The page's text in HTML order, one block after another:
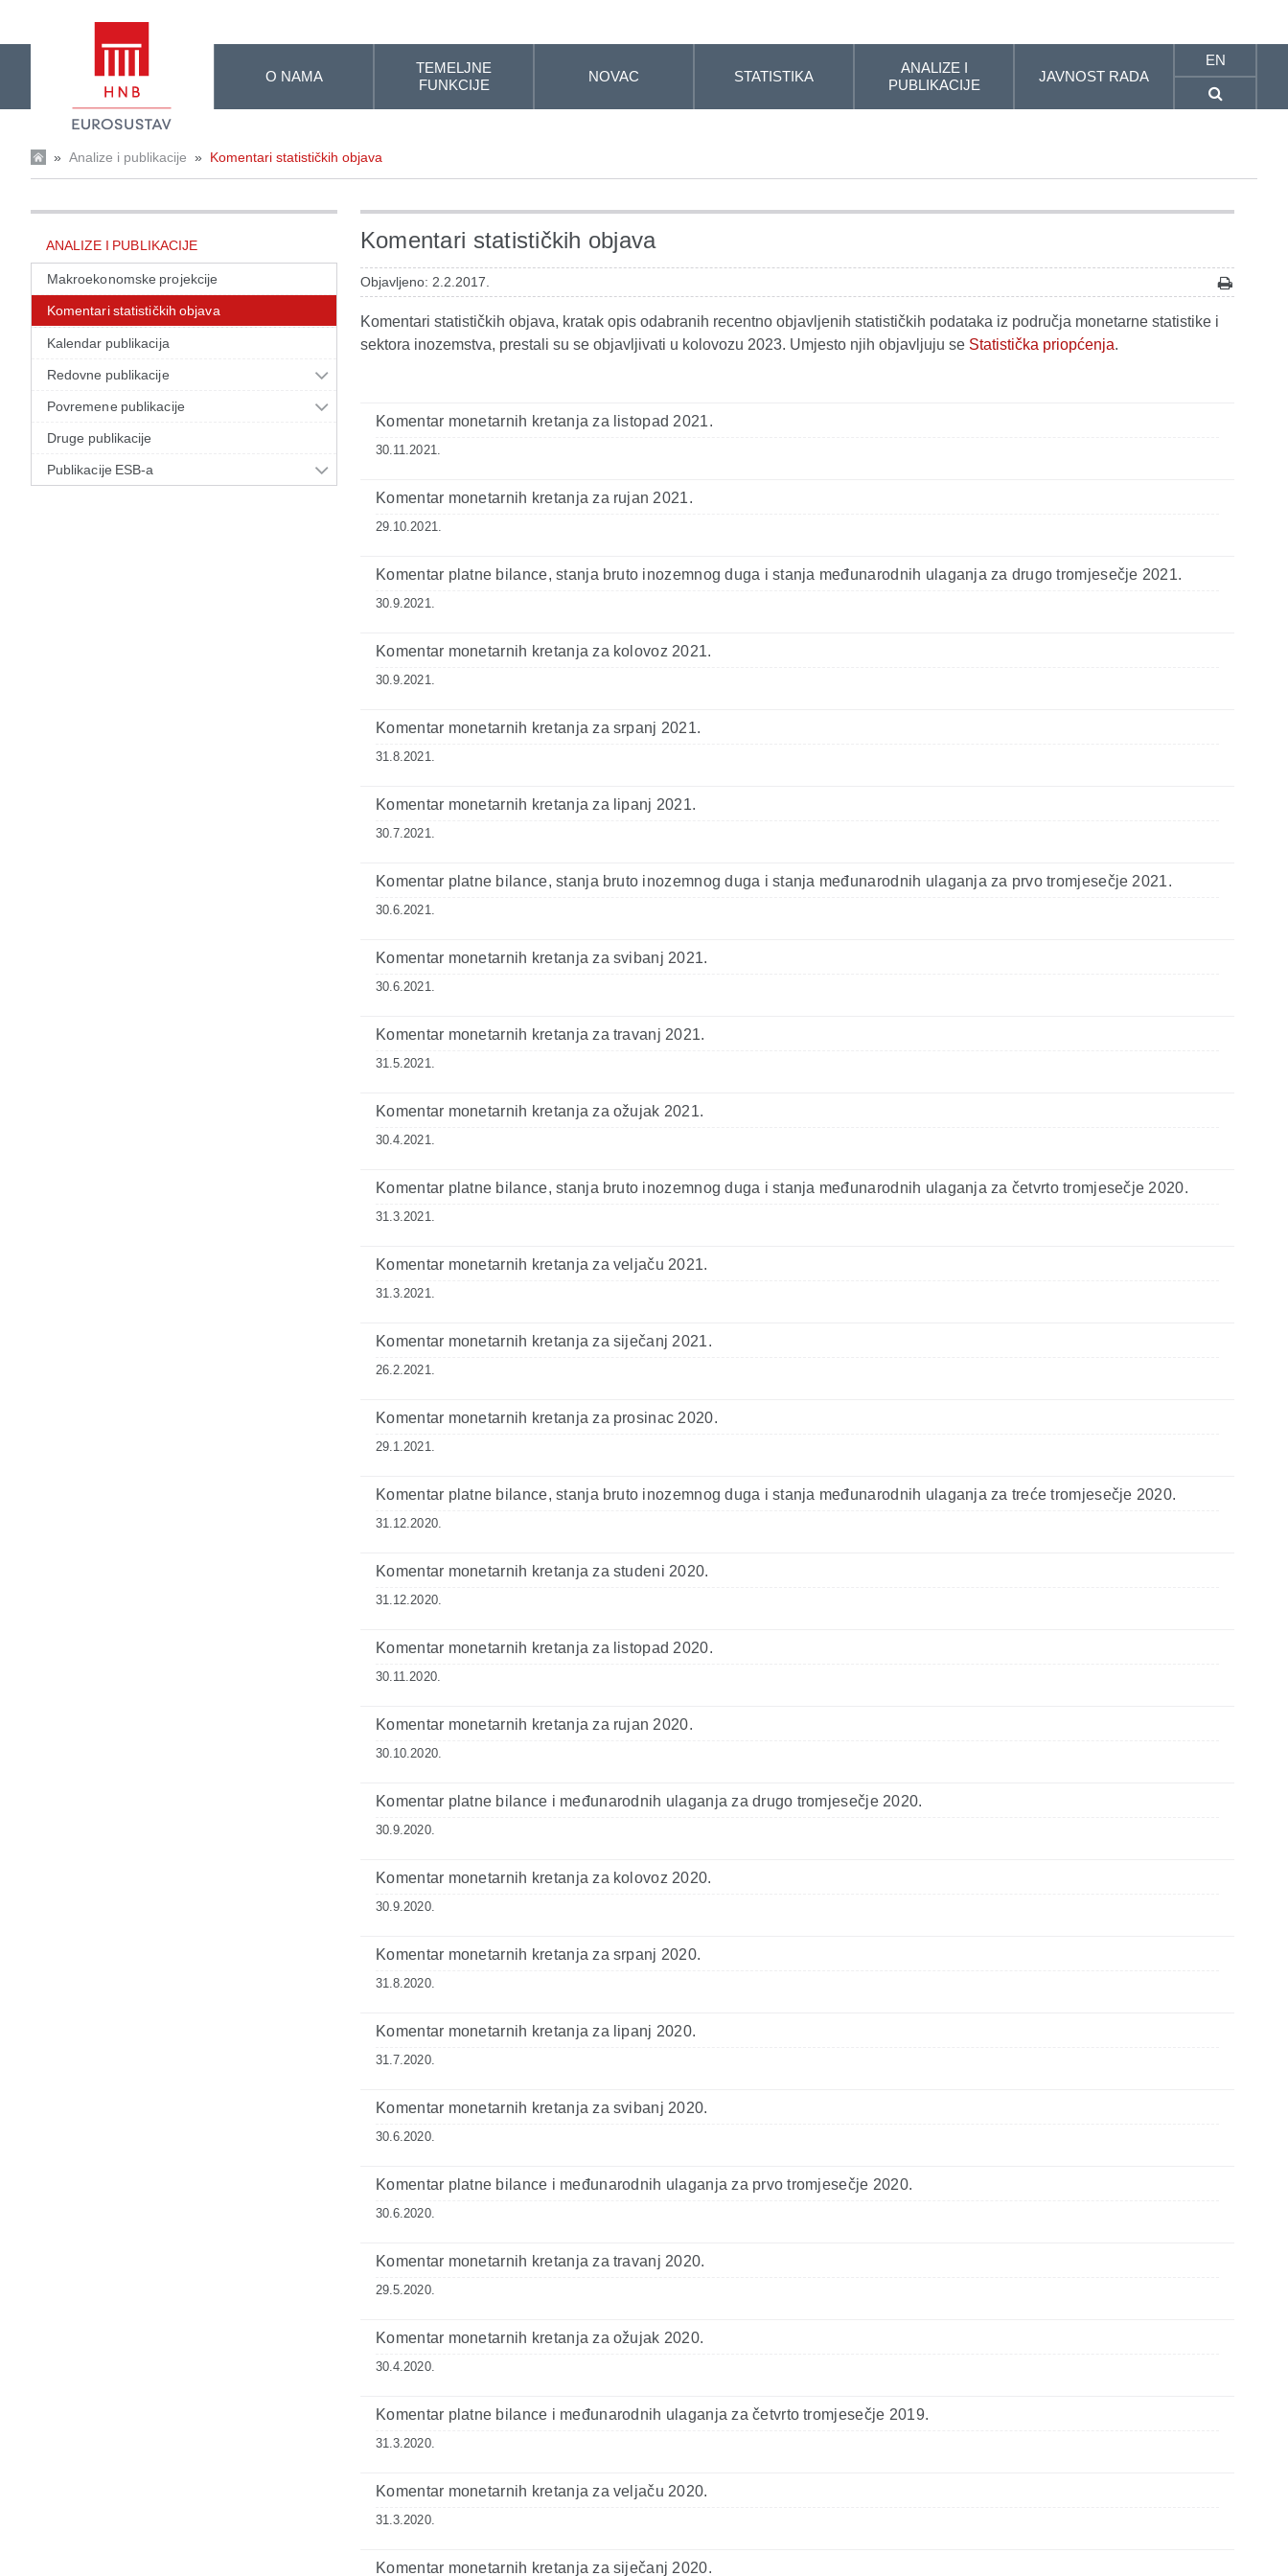
O NAMA
TEMELJNE
FUNKCIJE
NOVAC STATISTIKA
ANALIZE I
PUBLIKACIJE
JAVNOST RADA
EN
» Analize i publikacije » Komentari statističkih objava
ANALIZE I PUBLIKACIJE
Makroekonomske projekcije
Komentari statističkih objava
Kalendar publikacija
Redovne publikacije
Povremene publikacije
Druge publikacije
Publikacije ESB-a
Komentari statističkih objava
Objavljeno: 2.2.2017.
Komentari statističkih objava, kratak opis odabranih recentno objavljenih statističkih podataka iz područja monetarne statistike i
sektora inozemstva, prestali su se objavljivati u kolovozu 2023. Umjesto njih objavljuju se Statistička priopćenja.
Komentar monetarnih kretanja za listopad 2021.
30.11.2021.
Komentar monetarnih kretanja za rujan 2021.
29.10.2021.
Komentar platne bilance, stanja bruto inozemnog duga i stanja međunarodnih ulaganja za drugo tromjesečje 2021.
30.9.2021.
Komentar monetarnih kretanja za kolovoz 2021.
30.9.2021.
Komentar monetarnih kretanja za srpanj 2021.
31.8.2021.
Komentar monetarnih kretanja za lipanj 2021.
30.7.2021.
Komentar platne bilance, stanja bruto inozemnog duga i stanja međunarodnih ulaganja za prvo tromjesečje 2021.
30.6.2021.
Komentar monetarnih kretanja za svibanj 2021.
30.6.2021.
Komentar monetarnih kretanja za travanj 2021.
31.5.2021.
Komentar monetarnih kretanja za ožujak 2021.
30.4.2021.
Komentar platne bilance, stanja bruto inozemnog duga i stanja međunarodnih ulaganja za četvrto tromjesečje 2020.
31.3.2021.
Komentar monetarnih kretanja za veljaču 2021.
31.3.2021.
Komentar monetarnih kretanja za siječanj 2021.
26.2.2021.
Komentar monetarnih kretanja za prosinac 2020.
29.1.2021.
Komentar platne bilance, stanja bruto inozemnog duga i stanja međunarodnih ulaganja za treće tromjesečje 2020.
31.12.2020.
Komentar monetarnih kretanja za studeni 2020.
31.12.2020.
Komentar monetarnih kretanja za listopad 2020.
30.11.2020.
Komentar monetarnih kretanja za rujan 2020.
30.10.2020.
Komentar platne bilance i međunarodnih ulaganja za drugo tromjesečje 2020.
30.9.2020.
Komentar monetarnih kretanja za kolovoz 2020.
30.9.2020.
Komentar monetarnih kretanja za srpanj 2020.
31.8.2020.
Komentar monetarnih kretanja za lipanj 2020.
31.7.2020.
Komentar monetarnih kretanja za svibanj 2020.
30.6.2020.
Komentar platne bilance i međunarodnih ulaganja za prvo tromjesečje 2020.
30.6.2020.
Komentar monetarnih kretanja za travanj 2020.
29.5.2020.
Komentar monetarnih kretanja za ožujak 2020.
30.4.2020.
Komentar platne bilance i međunarodnih ulaganja za četvrto tromjesečje 2019.
31.3.2020.
Komentar monetarnih kretanja za veljaču 2020.
31.3.2020.
Komentar monetarnih kretanja za siječanj 2020.